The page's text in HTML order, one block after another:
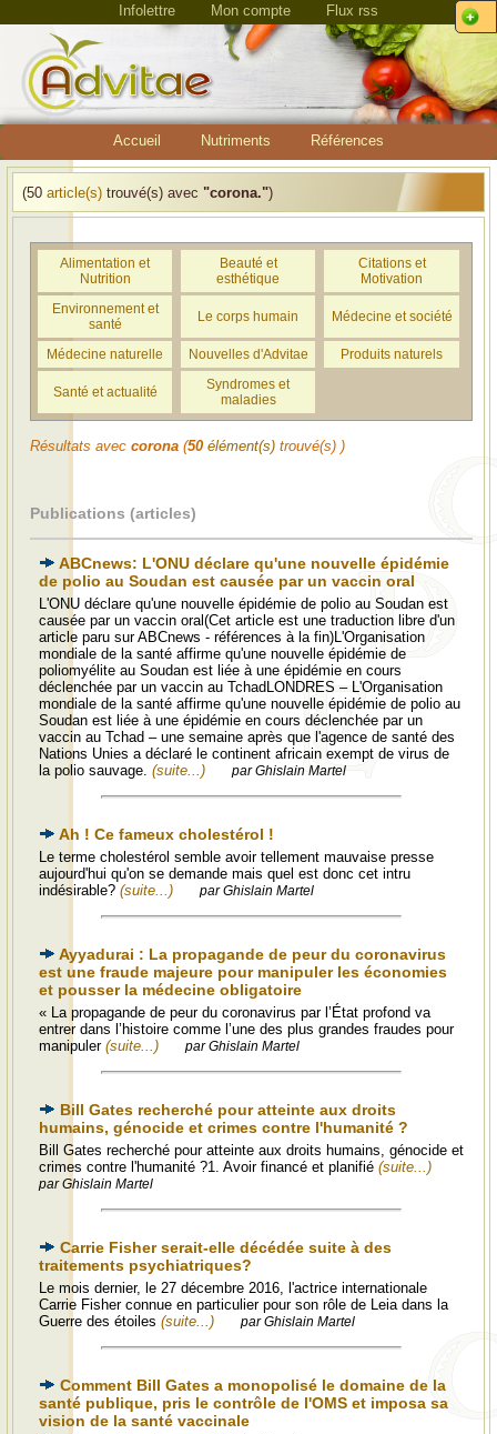
Infolettre Mon compte Flux rss
Accueil Nutriments Références
(50 article(s) trouvé(s) avec "corona.")
Alimentation et
Nutrition
Beauté et
esthétique
Citations et
Motivation
Environnement et
santé
Le corps humain Médecine et société
Médecine naturelle Nouvelles d'Advitae Produits naturels
Santé et actualité
Syndromes et
maladies
Résultats avec corona (50 élément(s) trouvé(s) )
Publications (articles)
ABCnews: L'ONU déclare qu'une nouvelle épidémie
de polio au Soudan est causée par un vaccin oral
L'ONU déclare qu'une nouvelle épidémie de polio au Soudan est
causée par un vaccin oral(Cet article est une traduction libre d'un
article paru sur ABCnews - références à la fin)L'Organisation
mondiale de la santé affirme qu'une nouvelle épidémie de
poliomyélite au Soudan est liée à une épidémie en cours
déclenchée par un vaccin au TchadLONDRES – L'Organisation
mondiale de la santé affirme qu'une nouvelle épidémie de polio au
Soudan est liée à une épidémie en cours déclenchée par un
vaccin au Tchad – une semaine après que l'agence de santé des
Nations Unies a déclaré le continent africain exempt de virus de
la polio sauvage. (suite...) par Ghislain Martel
Ah ! Ce fameux cholestérol !
Le terme cholestérol semble avoir tellement mauvaise presse
aujourd'hui qu'on se demande mais quel est donc cet intru
indésirable? (suite...) par Ghislain Martel
Ayyadurai : La propagande de peur du coronavirus
est une fraude majeure pour manipuler les économies
et pousser la médecine obligatoire
« La propagande de peur du coronavirus par l’État profond va
entrer dans l’histoire comme l’une des plus grandes fraudes pour
manipuler (suite...) par Ghislain Martel
Bill Gates recherché pour atteinte aux droits
humains, génocide et crimes contre l'humanité ?
Bill Gates recherché pour atteinte aux droits humains, génocide et
crimes contre l'humanité ?1. Avoir financé et planifié (suite...)
par Ghislain Martel
Carrie Fisher serait-elle décédée suite à des
traitements psychiatriques?
Le mois dernier, le 27 décembre 2016, l'actrice internationale
Carrie Fisher connue en particulier pour son rôle de Leia dans la
Guerre des étoiles (suite...) par Ghislain Martel
Comment Bill Gates a monopolisé le domaine de la
santé publique, pris le contrôle de l'OMS et imposa sa
vision de la santé vaccinale